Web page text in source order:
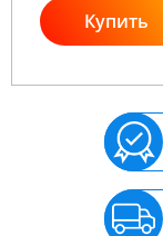
Купить